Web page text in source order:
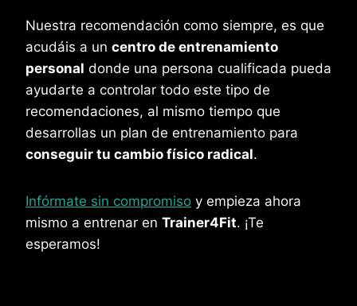
Nuestra recomendación como siempre, es que
acudáis a un centro de entrenamiento
personal donde una persona cualificada pueda
ayudarte a controlar todo este tipo de
recomendaciones, al mismo tiempo que
desarrollas un plan de entrenamiento para
conseguir tu cambio físico radical.
Infórmate sin compromiso y empieza ahora
mismo a entrenar en Trainer4Fit. ¡Te
esperamos!